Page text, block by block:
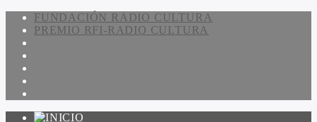
FUNDACIÓN RADIO CULTURA
PREMIO RFI-RADIO CULTURA